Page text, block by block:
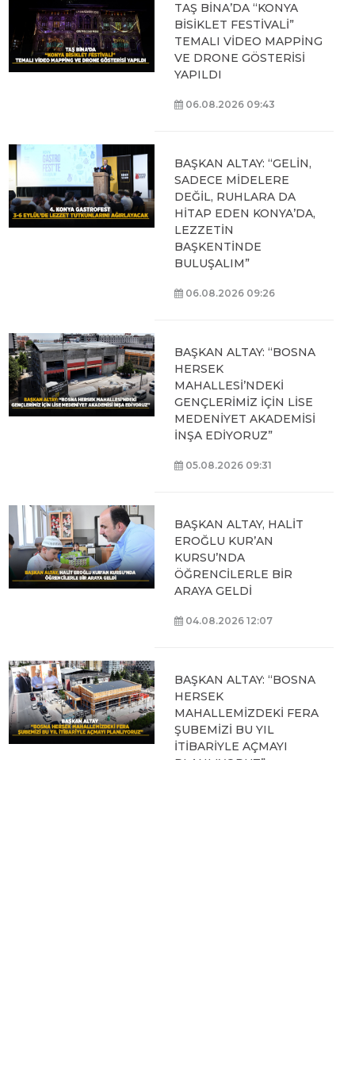
TAŞ BİNA’DA “KONYA
BİSİKLET FESTİVALİ”
TEMALI VİDEO MAPPİNG
VE DRONE GÖSTERİSİ
YAPILDI
06.08.2026 09:43
BAŞKAN ALTAY: “GELİN,
SADECE MİDELERE
DEĞİL, RUHLARA DA
HİTAP EDEN KONYA’DA,
LEZZETİN
BAŞKENTİNDE
BULUŞALIM”
06.08.2026 09:26
BAŞKAN ALTAY: “BOSNA
HERSEK
MAHALLESİ’NDEKİ
GENÇLERİMİZ İÇİN LİSE
MEDENİYET AKADEMİSİ
İNŞA EDİYORUZ”
05.08.2026 09:31
BAŞKAN ALTAY, HALİT
EROĞLU KUR’AN
KURSU’NDA
ÖĞRENCİLERLE BİR
ARAYA GELDİ
04.08.2026 12:07
BAŞKAN ALTAY: “BOSNA
HERSEK
MAHALLEMİZDEKİ FERA
ŞUBEMİZİ BU YIL
İTİBARİYLE AÇMAYI
PLANLIYORUZ”